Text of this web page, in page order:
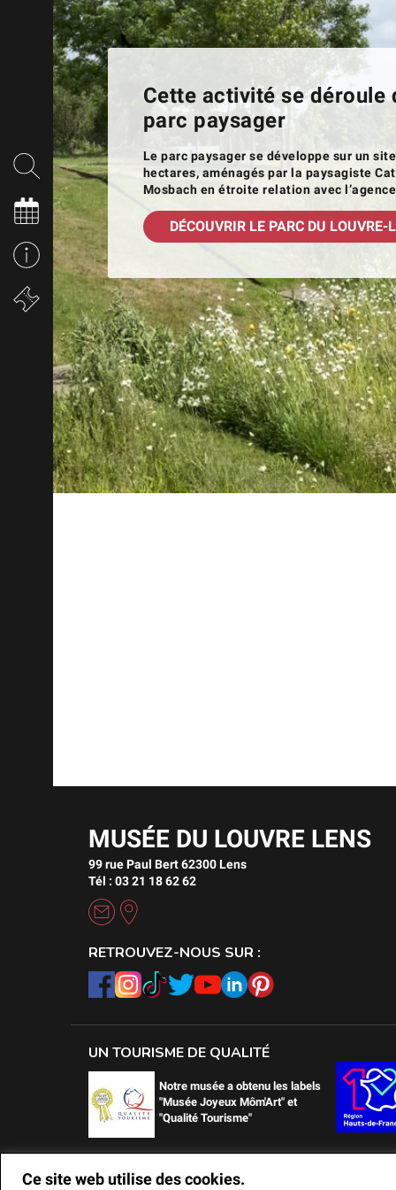
Ce site web utilise des cookies.
Cette activité se déroule
parc paysager
Le parc paysager se développe sur un
hectares, aménagés par la paysagiste
Mosbach en étroite relation avec
DÉCOUVRIR LE PARC DU LOUVRE-
MUSÉE DU LOUVRE LENS
99 rue Paul Bert 62300 Lens
Tél : 03 21 18 62 62
RETROUVEZ-NOUS SUR :
UN TOURISME DE QUALITÉ
Notre musée a obtenu les labels
"Musée Joyeux Môm'Art" et
"Qualité Tourisme"